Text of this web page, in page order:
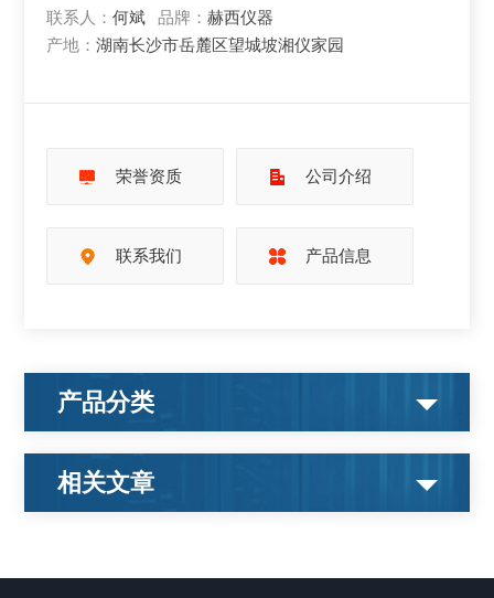
联系人：何斌 品牌：赫西仪器
产地：湖南长沙市岳麓区望城坡湘仪家园
荣誉资质 公司介绍
联系我们 产品信息
产品分类
相关文章